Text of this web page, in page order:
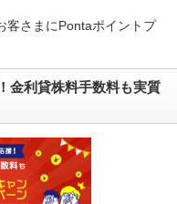
さまにPontaポイントプ
金利貸株料手数料も実質